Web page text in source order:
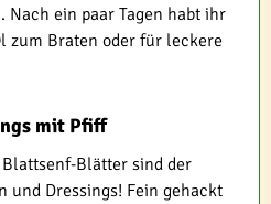
ein paar Tagen habt ihr
zum Braten oder für leckere
mit Pfiff
Blätter sind der
und Dressings! Fein gehackt